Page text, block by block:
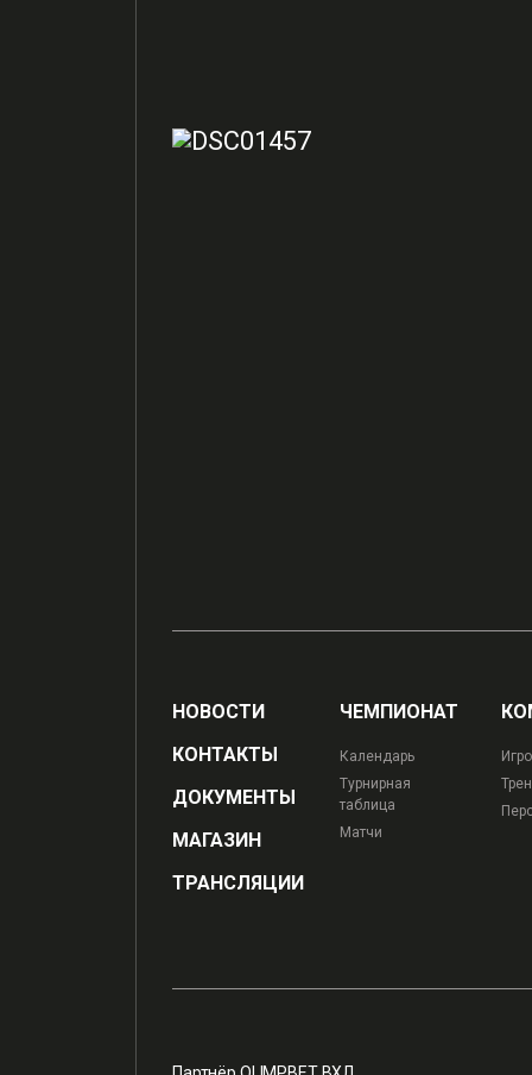
НОВОСТИ
КОНТАКТЫ
ДОКУМЕНТЫ
МАГАЗИН
ТРАНСЛЯЦИИ
ЧЕМПИОНАТ
Календарь
Турнирная
таблица
Матчи